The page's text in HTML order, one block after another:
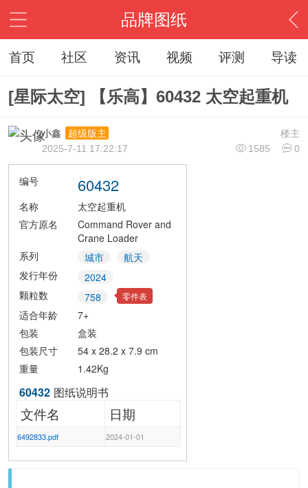
品牌图纸
首页 社区 资讯 视频 评测 导读
[星际太空] 【乐高】60432 太空起重机
楼主
小鑫
超级版主
1585
0
2025-7-11 17:22:17
编号 60432
名称
太空起重机
官方原名
Command Rover and
Crane Loader
系列
城市
航天
发行年份
2024
颗粒数
758 零件表
适合年龄
7+
包装
盒装
包装尺寸
54 x 28.2 x 7.9 cm
重量
1.42Kg
60432 图纸说明书
文件名 日期
6492833.pdf 2024-01-01